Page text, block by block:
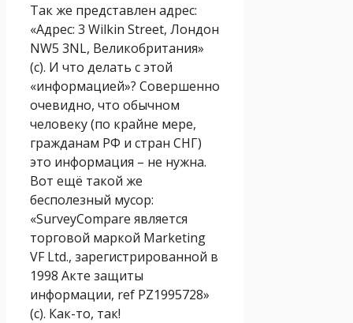
Так же представлен адрес:
«Адрес: 3 Wilkin Street, Лондон
NW5 3NL, Великобритания»
(с). И что делать с этой
«информацией»? Совершенно
очевидно, что обычном
человеку (по крайне мере,
гражданам РФ и стран СНГ)
это информация – не нужна.
Вот ещё такой же
бесполезный мусор:
«SurveyCompare является
торговой маркой Marketing
VF Ltd., зарегистрированной в
1998 Акте защиты
информации, ref PZ1995728»
(с). Как-то, так!